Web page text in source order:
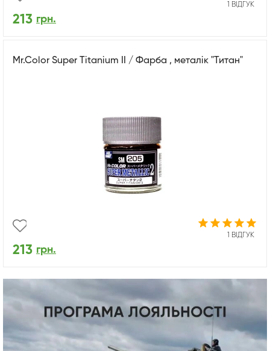
1 ВІДГУК
213 грн.
Mr.Color Super Titanium II / Фарба , металік "Титан"
1 ВІДГУК
213 грн.